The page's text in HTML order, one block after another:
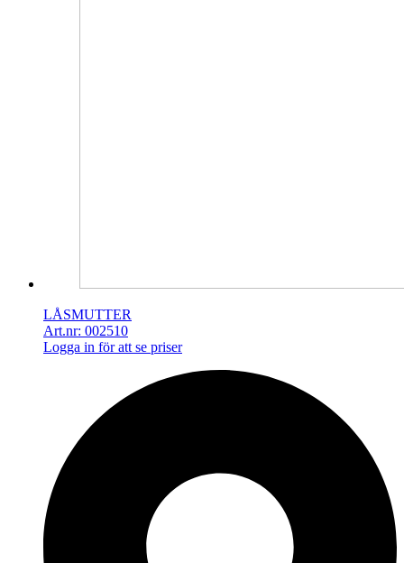
LÅSMUTTER
Art.nr: 002510
Logga in för att se priser